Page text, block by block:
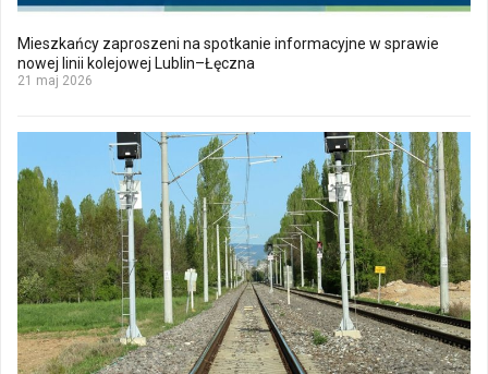
Mieszkańcy zaproszeni na spotkanie informacyjne w sprawie
nowej linii kolejowej Lublin–Łęczna
21 maj 2026